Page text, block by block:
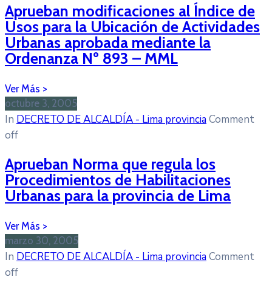
Aprueban modificaciones al Índice de
Usos para la Ubicación de Actividades
Urbanas aprobada mediante la
Ordenanza Nº 893 – MML
octubre 3, 2005
In DECRETO DE ALCALDÍA - Lima provinciaComment
off
Aprueban Norma que regula los
Procedimientos de Habilitaciones
Urbanas para la provincia de Lima
marzo 30, 2005
In DECRETO DE ALCALDÍA - Lima provinciaComment
off